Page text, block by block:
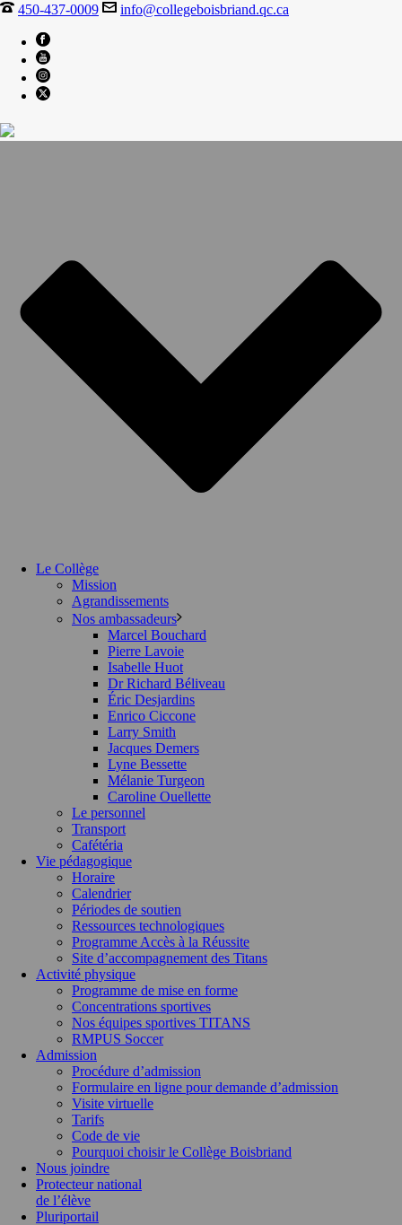
450-437-0009 info@collegeboisbriand.qc.ca
Le Collège
Mission
Agrandissements
Nos ambassadeurs
Marcel Bouchard
Pierre Lavoie
Isabelle Huot
Dr Richard Béliveau
Éric Desjardins
Enrico Ciccone
Larry Smith
Jacques Demers
Lyne Bessette
Mélanie Turgeon
Caroline Ouellette
Le personnel
Transport
Cafétéria
Vie pédagogique
Horaire
Calendrier
Périodes de soutien
Ressources technologiques
Programme Accès à la Réussite
Site d’accompagnement des Titans
Activité physique
Programme de mise en forme
Concentrations sportives
Nos équipes sportives TITANS
RMPUS Soccer
Admission
Procédure d’admission
Formulaire en ligne pour demande d’admission
Visite virtuelle
Tarifs
Code de vie
Pourquoi choisir le Collège Boisbriand
Nous joindre
Protecteur national
de l’élève
Pluriportail